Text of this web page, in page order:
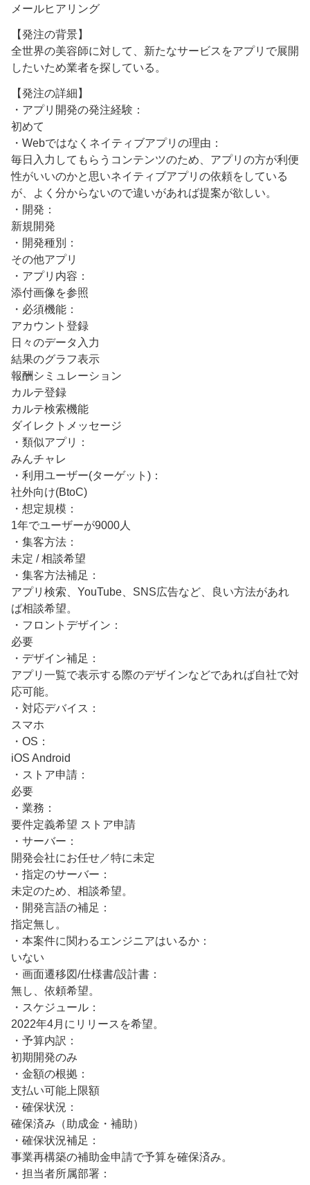
メールヒアリング
【発注の背景】
全世界の美容師に対して、新たなサービスをアプリで展開
したいため業者を探している。
【発注の詳細】
・アプリ開発の発注経験：
初めて
・Webではなくネイティブアプリの理由：
毎日入力してもらうコンテンツのため、アプリの方が利便
性がいいのかと思いネイティブアプリの依頼をしている
が、よく分からないので違いがあれば提案が欲しい。
・開発：
新規開発
・開発種別：
その他アプリ
・アプリ内容：
添付画像を参照
・必須機能：
アカウント登録
日々のデータ入力
結果のグラフ表示
報酬シミュレーション
カルテ登録
カルテ検索機能
ダイレクトメッセージ
・類似アプリ：
みんチャレ
・利用ユーザー(ターゲット)：
社外向け(BtoC)
・想定規模：
1年でユーザーが9000人
・集客方法：
未定 / 相談希望
・集客方法補足：
アプリ検索、YouTube、SNS広告など、良い方法があれ
ば相談希望。
・フロントデザイン：
必要
・デザイン補足：
アプリ一覧で表示する際のデザインなどであれば自社で対
応可能。
・対応デバイス：
スマホ
・OS：
iOS Android
・ストア申請：
必要
・業務：
要件定義希望 ストア申請
・サーバー：
開発会社にお任せ／特に未定
・指定のサーバー：
未定のため、相談希望。
・開発言語の補足：
指定無し。
・本案件に関わるエンジニアはいるか：
いない
・画面遷移図/仕様書/設計書：
無し、依頼希望。
・スケジュール：
2022年4月にリリースを希望。
・予算内訳：
初期開発のみ
・金額の根拠：
支払い可能上限額
・確保状況：
確保済み（助成金・補助）
・確保状況補足：
事業再構築の補助金申請で予算を確保済み。
・担当者所属部署：